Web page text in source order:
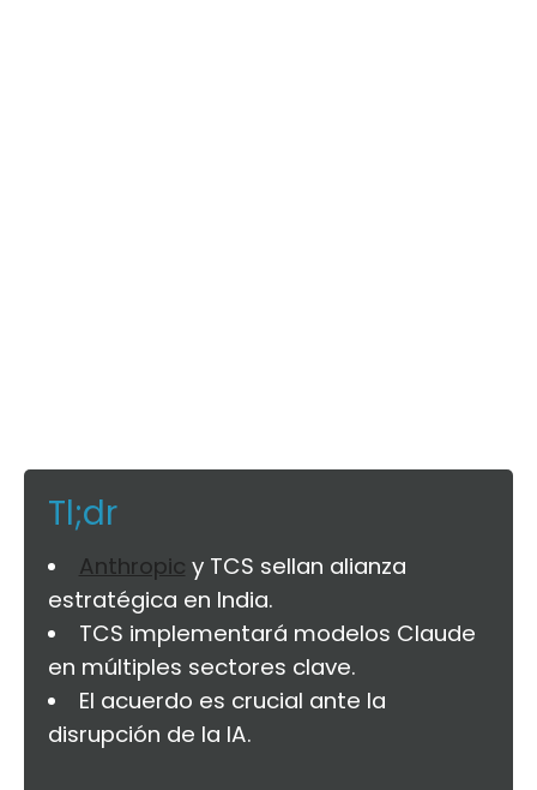
Tl;dr
Anthropic y TCS sellan alianza
estratégica en India.
TCS implementará modelos Claude
en múltiples sectores clave.
El acuerdo es crucial ante la
disrupción de la IA.